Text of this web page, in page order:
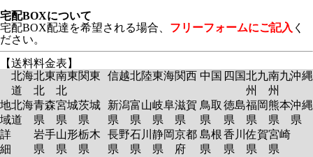
宅配BOXについて
宅配BOX配達を希望される場合、 フリーフォームにご記入 く
ださい。
【送料料金表】
北海
道
北東
北
南東
北
関東 信越北陸東海関西 中国 四国北九
州
南九
州
沖縄
地
域
詳
細
北海
道
青森
県
岩手
県
宮城
県
山形
県
茨城
県
栃木
県
新潟
県
長野
県
富山
県
石川
県
岐阜
県
静岡
県
滋賀
県
京都
府
鳥取
県
島根
県
徳島
県
香川
県
福岡
県
佐賀
県
熊本
県
宮崎
県
沖縄
県